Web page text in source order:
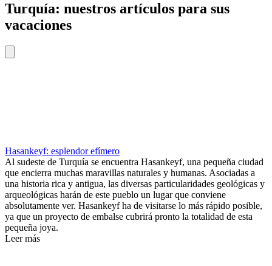
Turquía: nuestros artículos para sus
vacaciones
Hasankeyf: esplendor efímero
Al sudeste de Turquía se encuentra Hasankeyf, una pequeña ciudad
que encierra muchas maravillas naturales y humanas. Asociadas a
una historia rica y antigua, las diversas particularidades geológicas y
arqueológicas harán de este pueblo un lugar que conviene
absolutamente ver. Hasankeyf ha de visitarse lo más rápido posible,
ya que un proyecto de embalse cubrirá pronto la totalidad de esta
pequeña joya.
Leer más